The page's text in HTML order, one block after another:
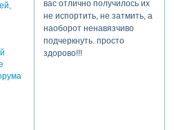
вас отлично получилось их
не испортить, не затмить, а
наоборот ненавязчиво
подчеркнуть. просто
здорово!!!